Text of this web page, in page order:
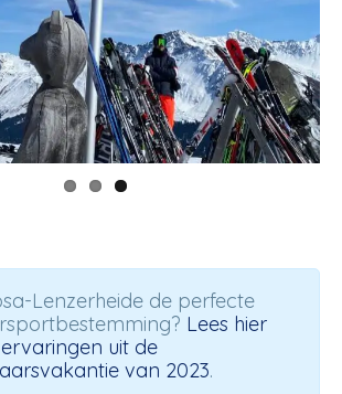
Lenzerheide de perfecte
Lees hier
uit de
van 2023.